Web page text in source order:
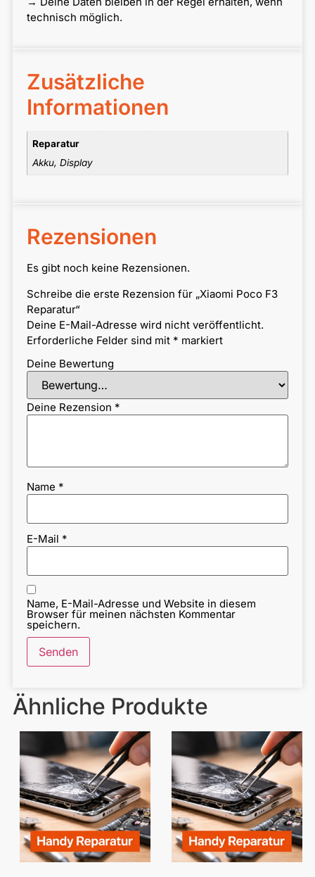
technisch möglich.
Zusätzliche
Informationen
Reparatur
Akku, Display
Rezensionen
Es gibt noch keine Rezensionen.
Schreibe die erste Rezension für „Xiaomi Poco F3
Reparatur“
Deine E-Mail-Adresse wird nicht veröffentlicht.
Erforderliche Felder sind mit * markiert
Deine Bewertung
Deine Rezension *
Name *
E-Mail *
Name, E-Mail-Adresse und Website in diesem
Browser für meinen nächsten Kommentar
speichern.
Ähnliche Produkte